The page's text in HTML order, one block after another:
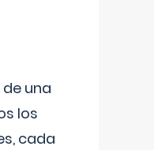
una
los
cada